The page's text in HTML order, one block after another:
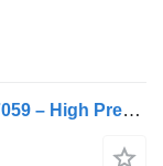
Ψυγείο για Diesel Fuel Pump 12V 41-7059 – High Pressure | Thermo King & Carrier 30-01108 Series Thermo King Diesel